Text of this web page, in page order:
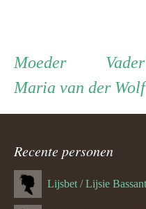
Persoon
ouder
navigatie
Vader
MoederMoeder
Maria van der Wolf
Recente personen